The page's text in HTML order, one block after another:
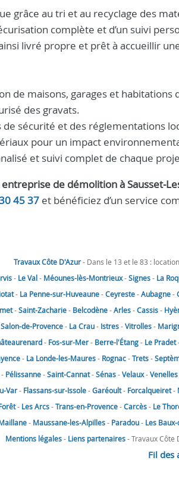
grâce au tri et au recyclage des
complète et d’un suivi
livré propre et prêt à accueillir
de maisons, garages et
des gravats.
sécurité et des réglementations
pour un impact
et suivi complet de chaque
entreprise de démolition à
45 37 et bénéficiez d’un service
Travaux Côte D'Azur- Dans le 13 et le 83 :
- Le Val- Méounes-lès-Montrieux-Signes- La
- La Penne-sur-Huveaune-Ceyreste-Aubagne-
-Saint-Zacharie- Belcodène-Arles-Cassis-
Salon-de-Provence- La Crau- Istres-Vitrolles-
- Fos-sur-Mer- Berre-l'Étang- Le Pradet
- La Londe-les-Maures- Rognac-Trets-
- Pélissanne-Saint-Cannat-Sénas-Velaux-Venelles
Var- Flassans-sur-Issole-Garéoult- Forcalqueiret-
- Les Arcs-Trans-en-Provence-Carcès- Le
- Maussane-les-Alpilles- Paradou- Les
Mentions légales- Liens partenaires- Travaux Côte
Fil des